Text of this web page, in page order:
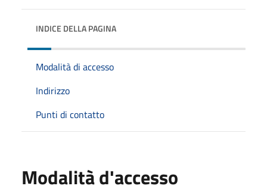
INDICE DELLA PAGINA
Modalità di accesso
Indirizzo
Punti di contatto
Modalità d'accesso